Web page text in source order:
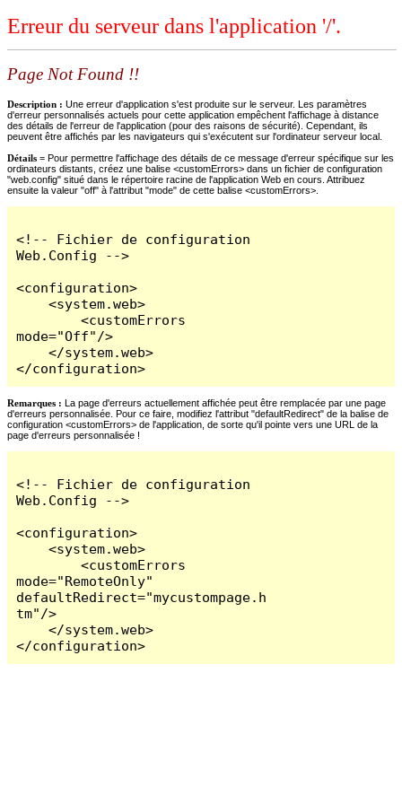
Erreur du serveur dans l'application '/'.
Page Not Found !!
Description : Une erreur d'application s'est produite sur le serveur. Les paramètres
d'erreur personnalisés actuels pour cette application empêchent l'affichage à distance
des détails de l'erreur de l'application (pour des raisons de sécurité). Cependant, ils
peuvent être affichés par les navigateurs qui s'exécutent sur l'ordinateur serveur local.
Détails = Pour permettre l'affichage des détails de ce message d'erreur spécifique sur les
ordinateurs distants, créez une balise <customErrors> dans un fichier de configuration
"web.config" situé dans le répertoire racine de l'application Web en cours. Attribuez
ensuite la valeur "off" à l'attribut "mode" de cette balise <customErrors>.
<!-- Fichier de configuration
Web.Config -->
<configuration>
    <system.web>
        <customErrors
mode="Off"/>
    </system.web>
</configuration>
Remarques : La page d'erreurs actuellement affichée peut être remplacée par une page
d'erreurs personnalisée. Pour ce faire, modifiez l'attribut "defaultRedirect" de la balise de
configuration <customErrors> de l'application, de sorte qu'il pointe vers une URL de la
page d'erreurs personnalisée !
<!-- Fichier de configuration
Web.Config -->
<configuration>
    <system.web>
        <customErrors
mode="RemoteOnly"
defaultRedirect="mycustompage.h
tm"/>
    </system.web>
</configuration>